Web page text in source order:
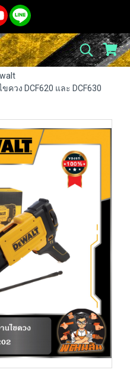
วง DCF620 และ DCF630